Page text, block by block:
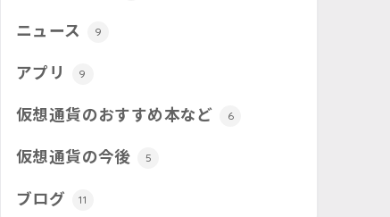
ニュース 9
アプリ 9
仮想通貨のおすすめ本など 6
仮想通貨の今後 5
ブログ 11